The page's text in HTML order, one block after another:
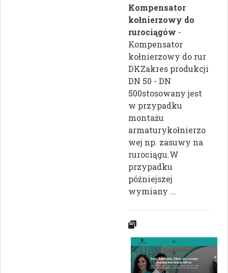
Kompensator
kołnierzowy do
rurociągów -
Kompensator
kołnierzowy do rur
DKZakres produkcji
DN 50 - DN
500stosowany jest
w przypadku
montażu
armaturykołnierzo
wej np. zasuwy na
rurociągu.W
przypadku
późniejszej
wymiany ...